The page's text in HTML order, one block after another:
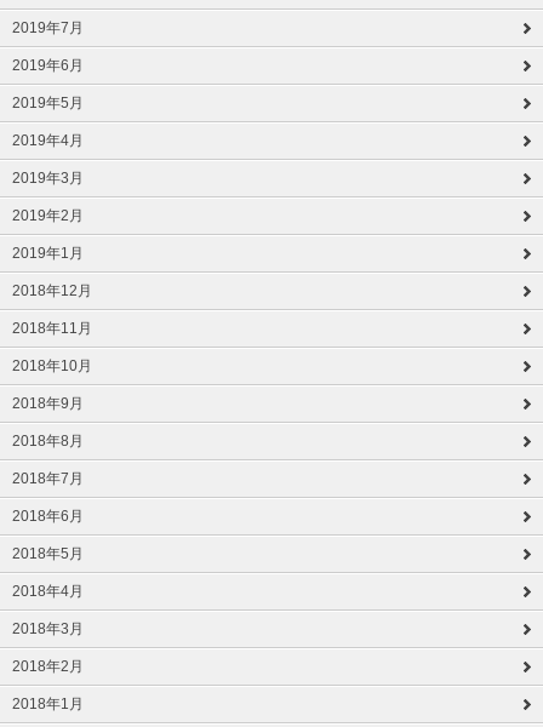
2019年7月
2019年6月
2019年5月
2019年4月
2019年3月
2019年2月
2019年1月
2018年12月
2018年11月
2018年10月
2018年9月
2018年8月
2018年7月
2018年6月
2018年5月
2018年4月
2018年3月
2018年2月
2018年1月